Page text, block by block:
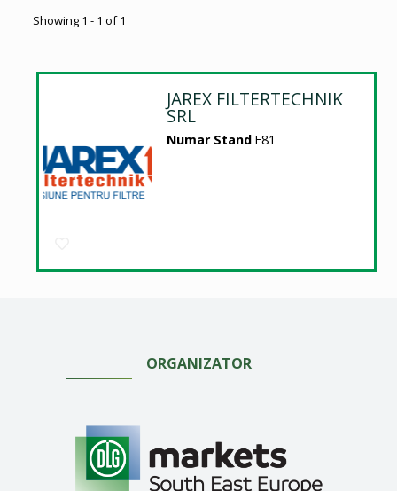
Showing 1 - 1 of 1
JAREX FILTERTECHNIK
SRL
Numar Stand E81
ORGANIZATOR